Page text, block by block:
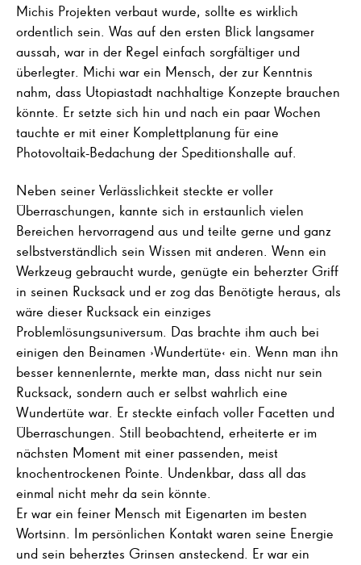
Michis Projekten verbaut wurde, sollte es wirklich
ordentlich sein. Was auf den ersten Blick langsamer
aussah, war in der Regel einfach sorgfältiger und
überlegter. Michi war ein Mensch, der zur Kenntnis
nahm, dass Utopiastadt nachhaltige Konzepte brauchen
könnte. Er setzte sich hin und nach ein paar Wochen
tauchte er mit einer Komplettplanung für eine
Photovoltaik-Bedachung der Speditionshalle auf.
Neben seiner Verlässlichkeit steckte er voller
Überraschungen, kannte sich in erstaunlich vielen
Bereichen hervorragend aus und teilte gerne und ganz
selbstverständlich sein Wissen mit anderen. Wenn ein
Werkzeug gebraucht wurde, genügte ein beherzter Griff
in seinen Rucksack und er zog das Benötigte heraus, als
wäre dieser Rucksack ein einziges
Problemlösungsuniversum. Das brachte ihm auch bei
einigen den Beinamen ›Wundertüte‹ ein. Wenn man ihn
besser kennenlernte, merkte man, dass nicht nur sein
Rucksack, sondern auch er selbst wahrlich eine
Wundertüte war. Er steckte einfach voller Facetten und
Überraschungen. Still beobachtend, erheiterte er im
nächsten Moment mit einer passenden, meist
knochentrockenen Pointe. Undenkbar, dass all das
einmal nicht mehr da sein könnte.
Er war ein feiner Mensch mit Eigenarten im besten
Wortsinn. Im persönlichen Kontakt waren seine Energie
und sein beherztes Grinsen ansteckend. Er war ein